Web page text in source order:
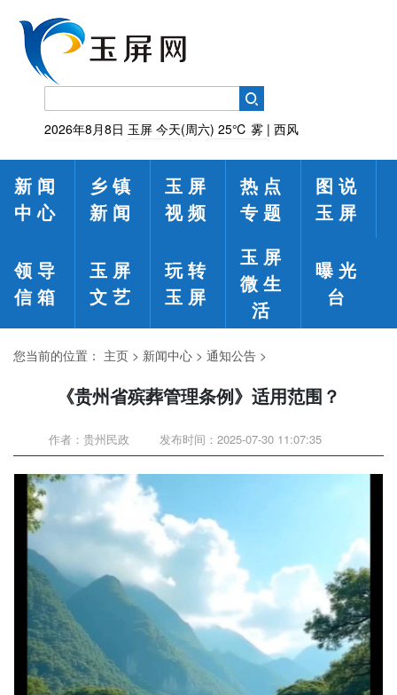
2026年8月8日 玉屏 今天(周六) 25℃ 雾 | 西风
新闻
中心
乡镇
新闻
玉屏
视频
热点
专题
图说
玉屏
领导
信箱
玉屏
文艺
玩转
玉屏
玉屏
微生
活
曝光
台
您当前的位置： 主页 > 新闻中心 > 通知公告 >
《贵州省殡葬管理条例》适用范围？
作者：贵州民政 发布时间：2025-07-30 11:07:35